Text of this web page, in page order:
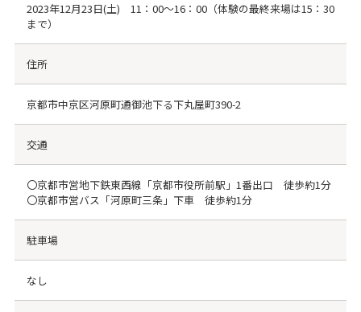
2023年12月23日(土) 11：00～16：00（体験の最終来場は15：30
まで）
住所
京都市中京区河原町通御池下る下丸屋町390-2
交通
〇京都市営地下鉄東西線「京都市役所前駅」1番出口 徒歩約1分
〇京都市営バス「河原町三条」下車 徒歩約1分
駐車場
なし